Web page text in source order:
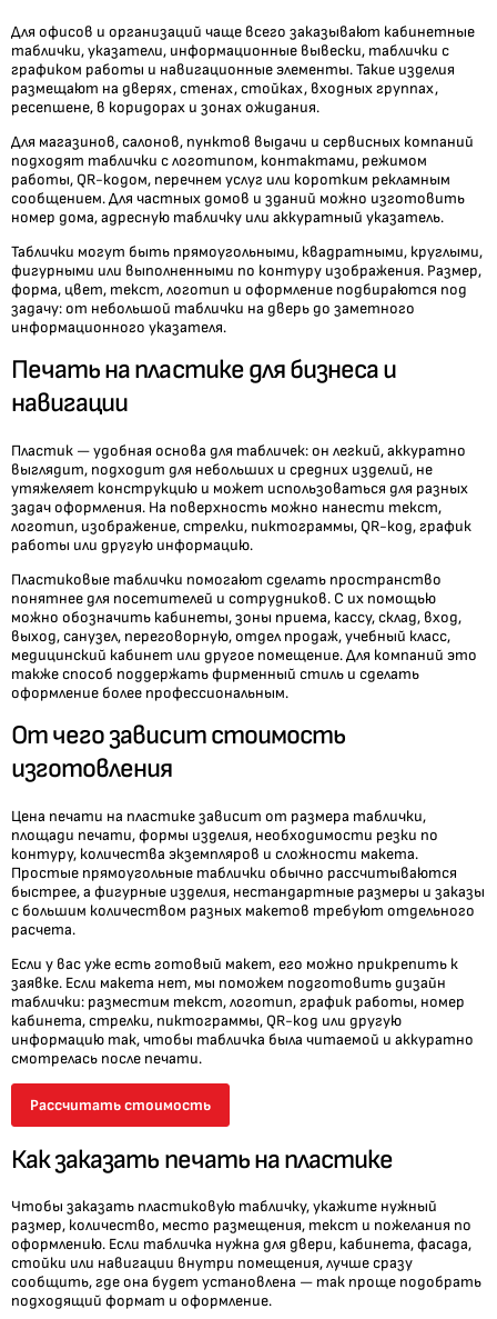
Для офисов и организаций чаще всего заказывают кабинетные
таблички, указатели, информационные вывески, таблички с
графиком работы и навигационные элементы. Такие изделия
размещают на дверях, стенах, стойках, входных группах,
ресепшене, в коридорах и зонах ожидания.
Для магазинов, салонов, пунктов выдачи и сервисных компаний
подходят таблички с логотипом, контактами, режимом
работы, QR-кодом, перечнем услуг или коротким рекламным
сообщением. Для частных домов и зданий можно изготовить
номер дома, адресную табличку или аккуратный указатель.
Таблички могут быть прямоугольными, квадратными, круглыми,
фигурными или выполненными по контуру изображения. Размер,
форма, цвет, текст, логотип и оформление подбираются под
задачу: от небольшой таблички на дверь до заметного
информационного указателя.
Печать на пластике для бизнеса и
навигации
Пластик — удобная основа для табличек: он легкий, аккуратно
выглядит, подходит для небольших и средних изделий, не
утяжеляет конструкцию и может использоваться для разных
задач оформления. На поверхность можно нанести текст,
логотип, изображение, стрелки, пиктограммы, QR-код, график
работы или другую информацию.
Пластиковые таблички помогают сделать пространство
понятнее для посетителей и сотрудников. С их помощью
можно обозначить кабинеты, зоны приема, кассу, склад, вход,
выход, санузел, переговорную, отдел продаж, учебный класс,
медицинский кабинет или другое помещение. Для компаний это
также способ поддержать фирменный стиль и сделать
оформление более профессиональным.
От чего зависит стоимость
изготовления
Цена печати на пластике зависит от размера таблички,
площади печати, формы изделия, необходимости резки по
контуру, количества экземпляров и сложности макета.
Простые прямоугольные таблички обычно рассчитываются
быстрее, а фигурные изделия, нестандартные размеры и заказы
с большим количеством разных макетов требуют отдельного
расчета.
Если у вас уже есть готовый макет, его можно прикрепить к
заявке. Если макета нет, мы поможем подготовить дизайн
таблички: разместим текст, логотип, график работы, номер
кабинета, стрелки, пиктограммы, QR-код или другую
информацию так, чтобы табличка была читаемой и аккуратно
смотрелась после печати.
Рассчитать стоимость
Как заказать печать на пластике
Чтобы заказать пластиковую табличку, укажите нужный
размер, количество, место размещения, текст и пожелания по
оформлению. Если табличка нужна для двери, кабинета, фасада,
стойки или навигации внутри помещения, лучше сразу
сообщить, где она будет установлена — так проще подобрать
подходящий формат и оформление.